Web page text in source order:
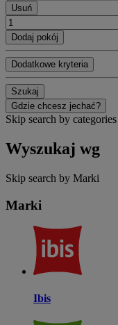
Usuń
Dodaj pokój
Dodatkowe kryteria
Szukaj
Gdzie chcesz jechać?
Skip search by categories
Wyszukaj wg
Skip search by Marki
Marki
Ibis